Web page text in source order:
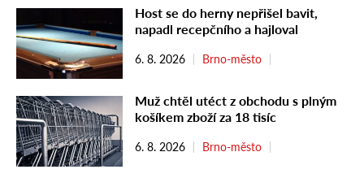
Host se do herny nepřišel bavit,
napadl recepčního a hajloval
6. 8. 2026 Brno-město
Muž chtěl utéct z obchodu s plným
košíkem zboží za 18 tisíc
6. 8. 2026 Brno-město